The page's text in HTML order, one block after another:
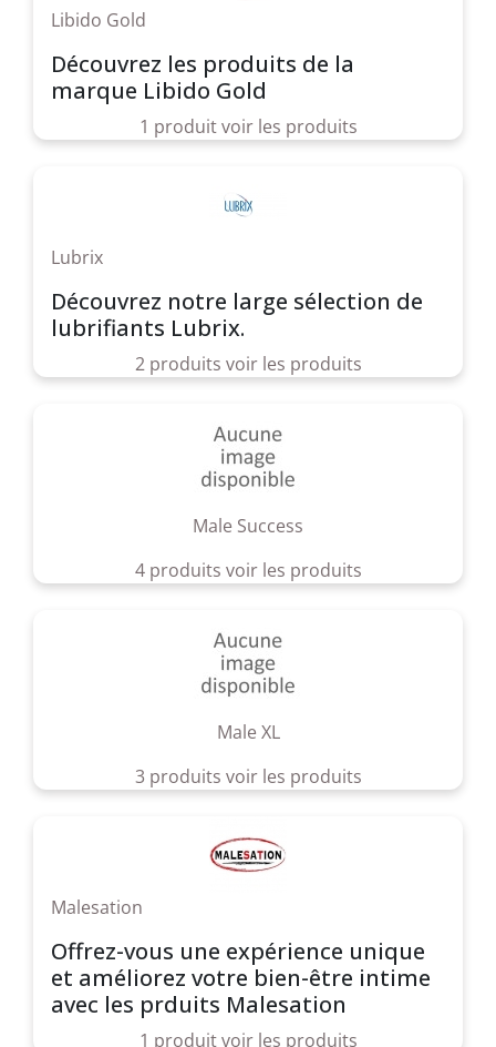
Libido Gold
Découvrez les produits de la
marque Libido Gold
1 produit voir les produits
Lubrix
Découvrez notre large sélection de
lubrifiants Lubrix.
2 produits voir les produits
Male Success
4 produits voir les produits
Male XL
3 produits voir les produits
Malesation
Offrez-vous une expérience unique
et améliorez votre bien-être intime
avec les prduits Malesation
1 produit voir les produits